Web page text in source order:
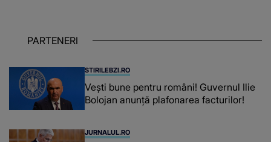
chiar și după trecerea anilor: "De
PARTENERI
STIRILEBZI.RO
Vești bune pentru români! Guvernul Ilie
Bolojan anunță plafonarea facturilor!
JURNALUL.RO